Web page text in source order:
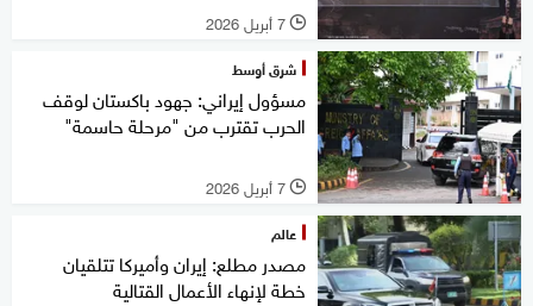
l 7 أبريل 2026
شرق أوسط
مسؤول إيراني: جهود باكستان لوقف
الحرب تقترب من "مرحلة حاسمة"
l 7 أبريل 2026
عالم
مصدر مطلع: إيران وأميركا تتلقيان
خطة لإنهاء الأعمال القتالية